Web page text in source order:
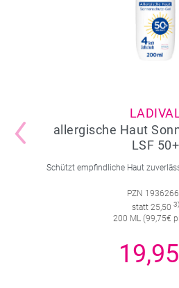
allergische Haut
LSF 50+
PZN
statt 25,50 3)
200 ML (99,75€